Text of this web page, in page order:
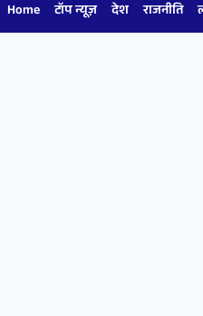
Home टॉप न्यूज़ देश राजनीति